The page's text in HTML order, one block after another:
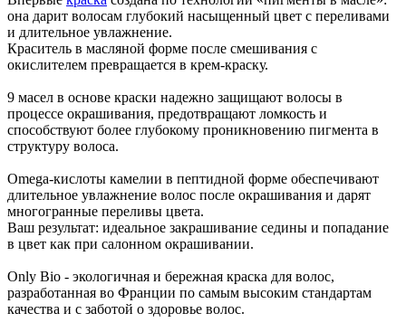
она дарит волосам глубокий насыщенный цвет с переливами
и длительное увлажнение.
Краситель в масляной форме после смешивания с
окислителем превращается в крем-краску.
9 масел в основе краски надежно защищают волосы в
процессе окрашивания, предотвращают ломкость и
способствуют более глубокому проникновению пигмента в
структуру волоса.
Omega-кислоты камелии в пептидной форме обеспечивают
длительное увлажнение волос после окрашивания и дарят
многогранные переливы цвета.
Ваш результат: идеальное закрашивание седины и попадание
в цвет как при салонном окрашивании.
Only Bio - экологичная и бережная краска для волос,
разработанная во Франции по самым высоким стандартам
качества и с заботой о здоровье волос.